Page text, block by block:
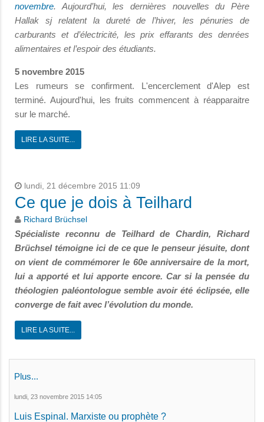
novembre. Aujourd’hui, les dernières nouvelles du Père
Hallak sj relatent la dureté de l’hiver, les pénuries de
carburants et d’électricité, les prix effarants des denrées
alimentaires et l’espoir des étudiants.
5 novembre 2015
Les rumeurs se confirment. L'encerclement d'Alep est
terminé. Aujourd'hui, les fruits commencent à réapparaitre
sur le marché.
LIRE LA SUITE...
lundi, 21 décembre 2015 11:09
Ce que je dois à Teilhard
Richard Brüchsel
Spécialiste reconnu de Teilhard de Chardin, Richard
Brüchsel témoigne ici de ce que le penseur jésuite, dont
on vient de commémorer le 60e anniversaire de la mort,
lui a apporté et lui apporte encore. Car si la pensée du
théologien paléontologue semble avoir été éclipsée, elle
converge de fait avec l’évolution du monde.
LIRE LA SUITE...
Plus...
lundi, 23 novembre 2015 14:05
Luis Espinal. Marxiste ou prophète ?